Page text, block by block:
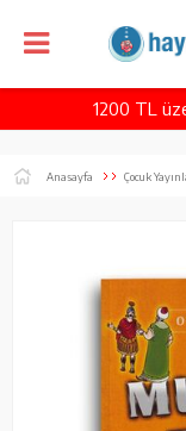
1200 TL
Anasayfa Çocuk